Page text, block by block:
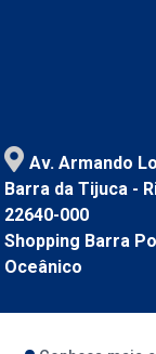
Av. Armando
Barra da Tijuca -
22640-000
Shopping Barra
Oceânico